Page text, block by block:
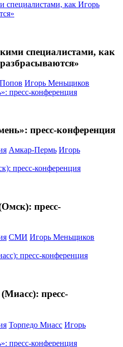
специалистами, как
Игорь Меньщиков
пресс-конференция
Амкар-Пермь Игорь
пресс-
СМИ Игорь Меньщиков
пресс-
Торпедо Миасс Игорь